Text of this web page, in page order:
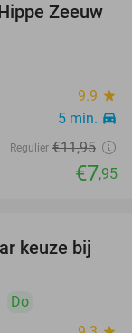
33%
Zeeuw
9.9 star
5 min. directions_car
Regulier €11,95
€7,95
44%
keuze bij
Do